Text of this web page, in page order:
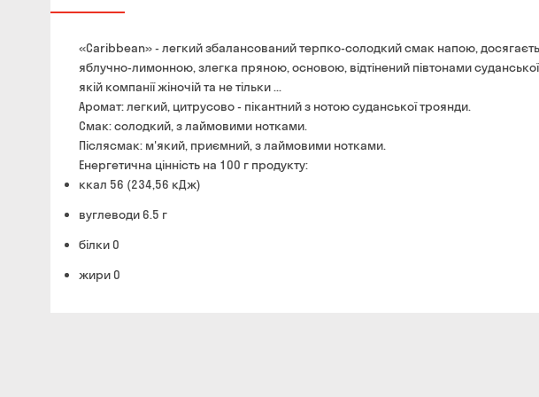
«Сaribbean» - легкий збалансований терпко-солодкий смак напою,
яблучно-лимонною, злегка пряною, основою, відтінений півтонами
якій компанії жіночій та не тільки ...
Аромат: легкий, цитрусово - пікантний з нотою суданської троянди.
Смак: солодкий, з лаймовими нотками.
Післясмак: м'який, приємний, з лаймовими нотками.
Енергетична цінність на 100 г продукту:
ккал 56 (234,56 кДж)
вуглеводи 6.5 г
білки 0
жири 0